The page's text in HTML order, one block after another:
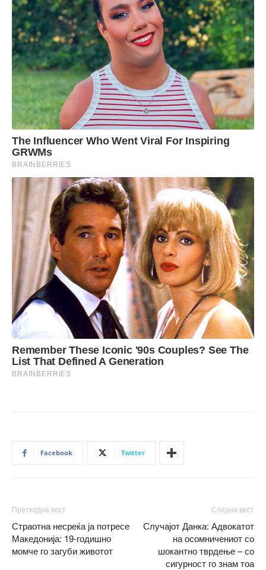
Facebook Twitter
Претходна вест
Страотна несреќа ја потресе
Македонија: 19-годишно
момче го загуби животот
Следна вест
Случајот Данка: Адвокатот
на осомничениот со
шокантно тврдење – со
сигурност го знам тоа